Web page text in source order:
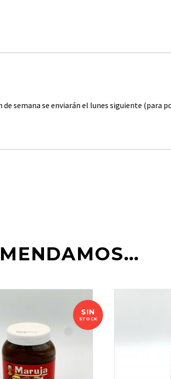
de semana se enviarán el lunes siguiente
SIN
STOCK